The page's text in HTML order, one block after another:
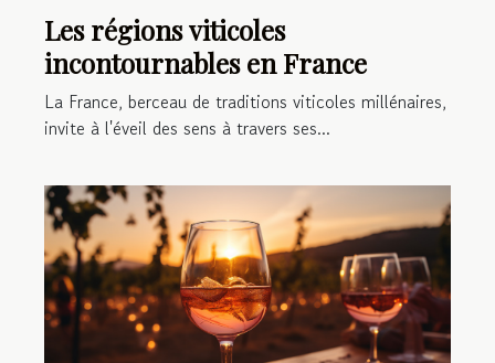
Les régions viticoles
incontournables en France
La France, berceau de traditions viticoles millénaires,
invite à l'éveil des sens à travers ses...